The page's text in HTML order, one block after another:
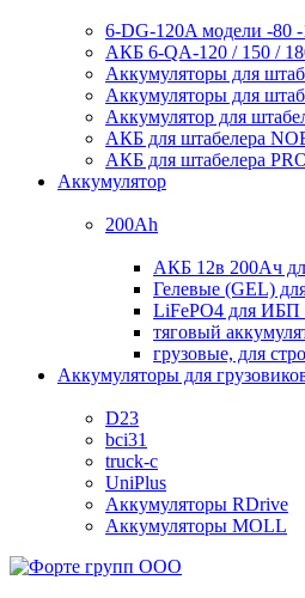
6-DG-120A модели -80
АКБ 6-QA-120 / 150 /
Аккумуляторы для
Аккумуляторы для
Аккумулятор для
АКБ для штабелера
АКБ для штабелера
Аккумулятор
200Ah
АКБ 12в 200Ач
Гелевые (GEL)
LiFePO4 для
тяговый
грузовые, для
Аккумуляторы для
D23
bci31
truck-c
UniPlus
Аккумуляторы RDrive
Аккумуляторы MOLL